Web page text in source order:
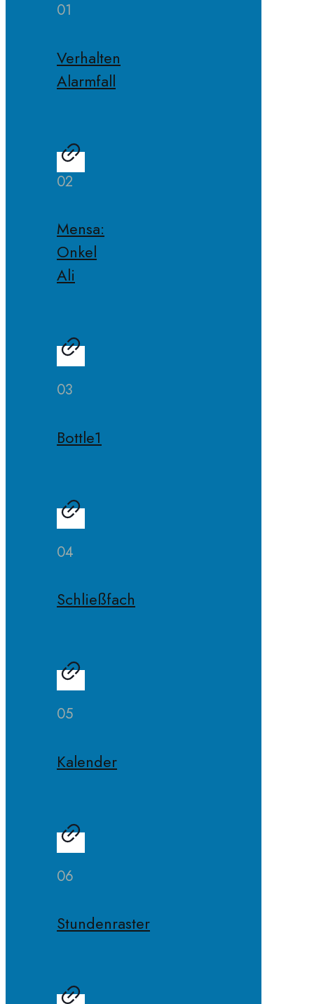
01
Verhalten
Alarmfall
02
Mensa:
Onkel
Ali
03
Bottle1
04
Schließfach
05
Kalender
06
Stundenraster